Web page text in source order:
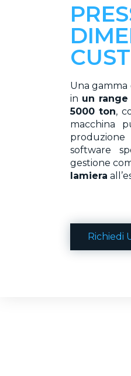
Una
in un
5000 ton,
macchina
software
gestione
lamiera
Richiedi